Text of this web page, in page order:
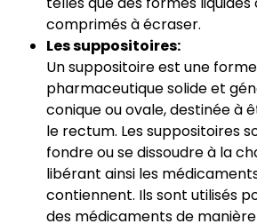
comprimés à écraser.
Les suppositoires:
Un suppositoire est une forme
pharmaceutique solide et
conique ou ovale, destinée à
le rectum. Les suppositoires
fondre ou se dissoudre à la
libérant ainsi les médicaments
contiennent. Ils sont utilisés
des médicaments de